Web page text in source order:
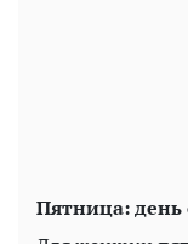
Пятница: